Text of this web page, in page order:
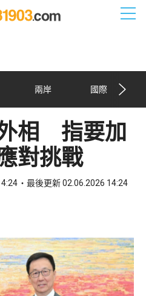
兩岸 國際
相 指要加
對挑戰
最後更新 02.06.2026 14:24